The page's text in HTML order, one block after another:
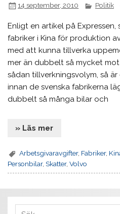
14 september, 2010
Politik
Enligt en artikel på
fabriker i Kina för produktion
med att kunna tillverka
mer än dubbelt så mycket
sådan tillverkningsvolym, så
innan de svenska fabrikerna
dubbelt så många bilar och
» Läs mer
Arbetsgivaravgifter, Fabriker,
Personbilar,Skatter,Volvo